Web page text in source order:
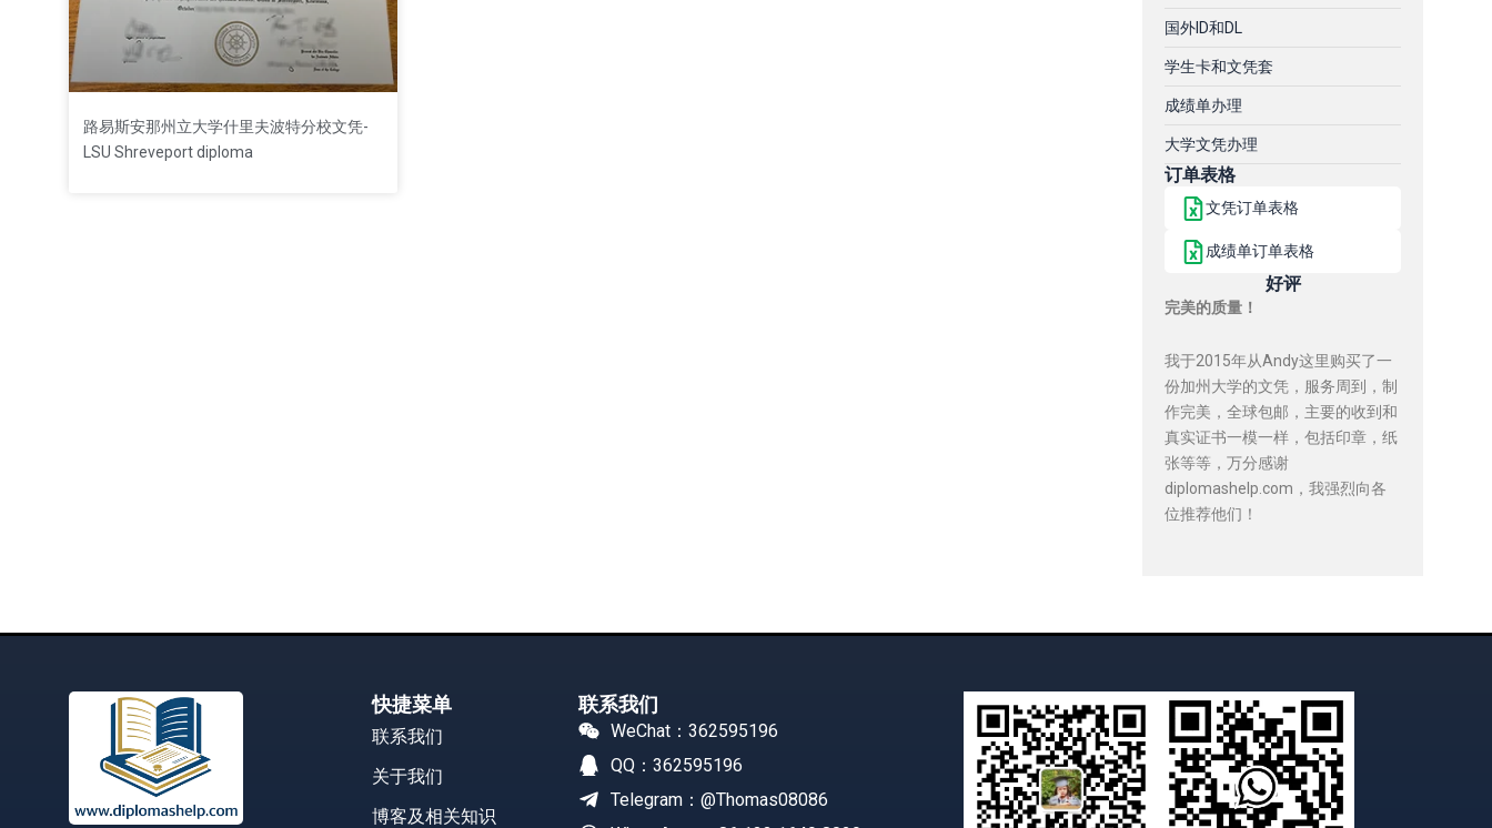
路易斯安那州立大学什里夫波特分校文凭-
LSU Shreveport diploma
国外ID和DL
学生卡和文凭套
成绩单办理
大学文凭办理
订单表格
文凭订单表格
成绩单订单表格
好评
完美的质量！
我于2015年从Andy这里购买了一
份加州大学的文凭，服务周到，制
作完美，全球包邮，主要的收到和
真实证书一模一样，包括印章，纸
张等等，万分感谢
diplomashelp.com，我强烈向各
位推荐他们！
快捷菜单
联系我们
关于我们
博客及相关知识
联系我们
WeChat：362595196
QQ：362595196
Telegram：@Thomas08086